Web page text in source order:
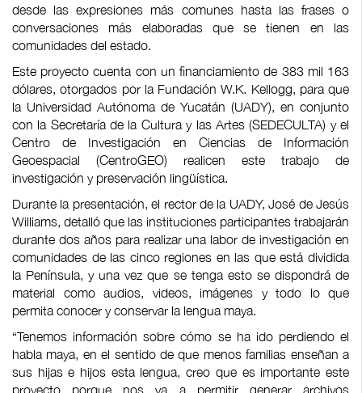
desde las expresiones más comunes hasta las frases o
conversaciones más elaboradas que se tienen en las
comunidades del estado.
Este proyecto cuenta con un financiamiento de 383 mil 163
dólares, otorgados por la Fundación W.K. Kellogg, para que
la Universidad Autónoma de Yucatán (UADY), en conjunto
con la Secretaría de la Cultura y las Artes (SEDECULTA) y el
Centro de Investigación en Ciencias de Información
Geoespacial (CentroGEO) realicen este trabajo de
investigación y preservación lingüística.
Durante la presentación, el rector de la UADY, José de Jesús
Williams, detalló que las instituciones participantes trabajarán
durante dos años para realizar una labor de investigación en
comunidades de las cinco regiones en las que está dividida
la Península, y una vez que se tenga esto se dispondrá de
material como audios, videos, imágenes y todo lo que
permita conocer y conservar la lengua maya.
“Tenemos información sobre cómo se ha ido perdiendo el
habla maya, en el sentido de que menos familias enseñan a
sus hijas e hijos esta lengua, creo que es importante este
proyecto porque nos va a permitir generar archivos